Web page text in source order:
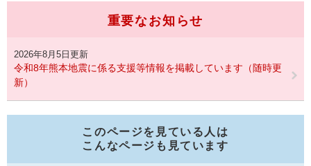
重要なお知らせ
2026年8月5日更新
令和8年熊本地震に係る支援等情報を掲載しています（随時更
新）
このページを見ている人は
こんなページも見ています